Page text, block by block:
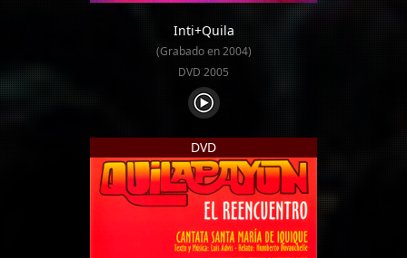
Inti+Quila
(Grabado en 2004)
DVD 2005
DVD